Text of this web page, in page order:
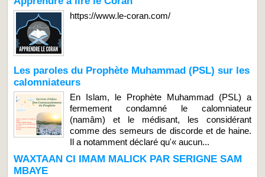
https://www.le-coran.com/
Les paroles du Prophète Muhammad (PSL) sur les
calomniateurs
En Islam, le Prophète Muhammad (PSL) a
fermement condamné le calomniateur
(namâm) et le médisant, les considérant
comme des semeurs de discorde et de haine.
Il a notamment déclaré qu'« aucun...
WAXTAAN CI IMAM MALICK PAR SERIGNE SAM
MBAYE